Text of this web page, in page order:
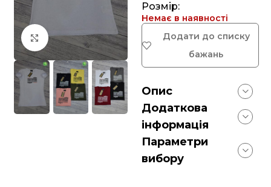
Клацніть, щоб збільшити
Розмір:
Немає в наявності
Додати до списку
бажань
Опис
Додаткова
інформація
Параметри
вибору